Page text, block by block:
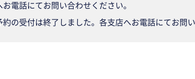
電話にてお問い合わせください。
約の受付は終了しました。各支店へお電話にてお問い